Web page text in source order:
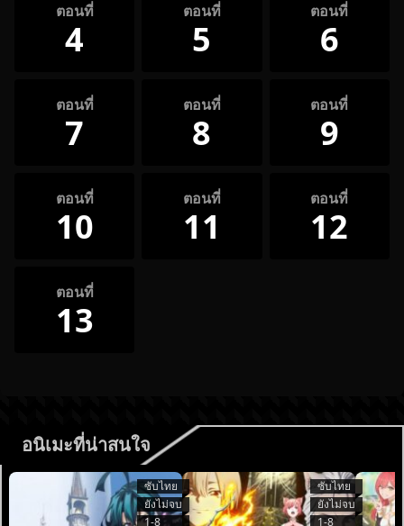
ตอนที่
4
ตอนที่
5
ตอนที่
6
ตอนที่
7
ตอนที่
8
ตอนที่
9
ตอนที่
10
ตอนที่
11
ตอนที่
12
ตอนที่
13
อนิเมะที่น่าสนใจ
ซับไทย
ยังไม่จบ
1-8
ซับไทย
ยังไม่จบ
1-8